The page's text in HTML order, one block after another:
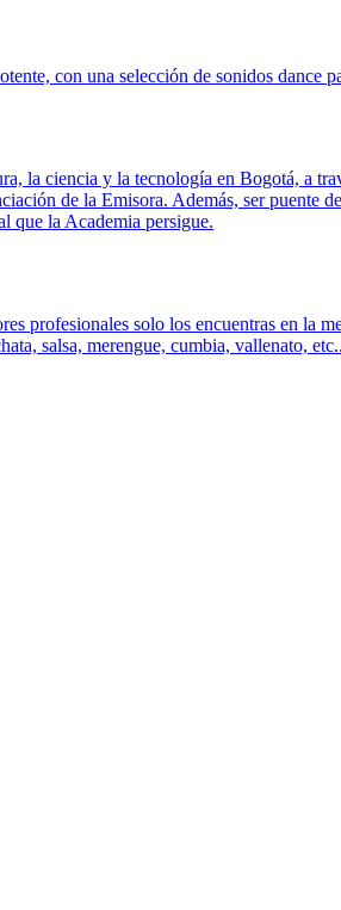
con una selección de sonidos dance
ciencia y la tecnología en Bogotá, a
de la Emisora. Además, ser puente
que la Academia persigue.
profesionales solo los encuentras en
salsa, merengue, cumbia, vallenato,